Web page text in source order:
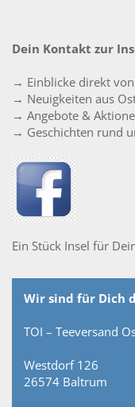
Dein Kontakt zur
→ Einblicke direkt
→ Neuigkeiten aus
→ Angebote &
→ Geschichten rund
Ein Stück Insel für
Wir sind für Dich
TOI – Teeversand
Westdorf 126
26574 Baltrum